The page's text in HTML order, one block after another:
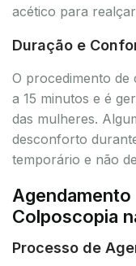
acético para
Duração e
O procedimento de
a 15 minutos e é
das mulheres.
desconforto
temporário e não
Colposcopia
Processo de